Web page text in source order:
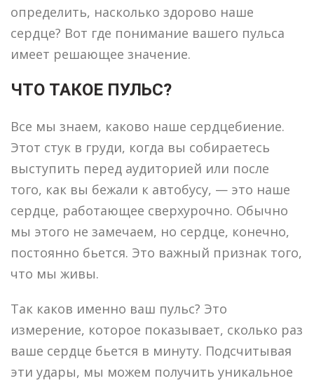
определить, насколько здорово наше
сердце? Вот где понимание вашего пульса
имеет решающее значение.
ЧТО ТАКОЕ ПУЛЬС?
Все мы знаем, каково наше сердцебиение.
Этот стук в груди, когда вы собираетесь
выступить перед аудиторией или после
того, как вы бежали к автобусу, — это наше
сердце, работающее сверхурочно. Обычно
мы этого не замечаем, но сердце, конечно,
постоянно бьется. Это важный признак того,
что мы живы.
Так каков именно ваш пульс? Это
измерение, которое показывает, сколько раз
ваше сердце бьется в минуту. Подсчитывая
эти удары, мы можем получить уникальное